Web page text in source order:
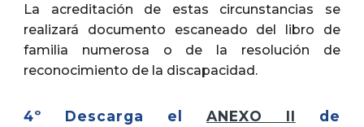
La acreditación de estas circunstancias se
realizará documento escaneado del libro de
familia numerosa o de la resolución de
reconocimiento de la discapacidad.
4º Descarga el ANEXO II de